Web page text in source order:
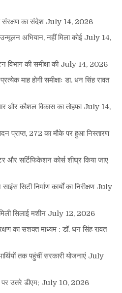
संरक्षण का संदेश July 14, 2026
अभियान, नहीं मिला कोई July 14,
विभाग की समीक्षा की July 14, 2026
प्रत्येक माह होगी समीक्षाः डा. धन सिंह रावत
और कौशल विकास का तोहफा July 14,
प्राप्त, 272 का मौके पर हुआ निस्तारण
और सर्टिफिकेशन कोर्स शीघ्र किया जाए
सिटी निर्माण कार्यों का निरीक्षण July
सिलाई मशीन July 12, 2026
का सशक्त माध्यम : डॉ. धन सिंह रावत
तक पहुंचीं सरकारी योजनाएं July
पर उतरे डीएम; July 10, 2026